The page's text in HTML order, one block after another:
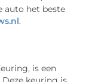
auto het beste
is een
keuring is